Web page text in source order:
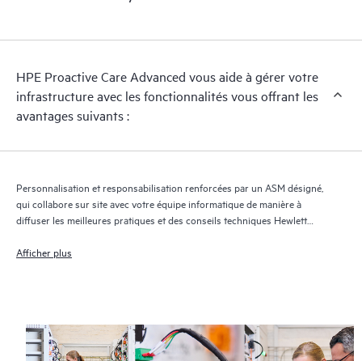
HPE Proactive Care Advanced utilise la technologie de support
données, ce qui permet d'accélérer la prise en charge et les
services. Pour bénéficier de ce service d'assistance, il est
impératif que la version la plus récente de Remote Support
HPE Proactive Care Advanced vous aide à gérer votre
infrastructure avec les fonctionnalités vous offrant les
avantages suivants :
Personnalisation et responsabilisation renforcées par un ASM désigné,
qui collabore sur site avec votre équipe informatique de manière à
diffuser les meilleures pratiques et des conseils techniques Hewlett
Afficher plus